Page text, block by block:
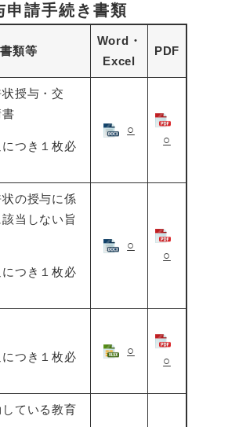
申請手続き書類
類等
Word・
Excel
PDF
授与・交
つき１枚必
○
○
の授与に係
当しない旨
つき１枚必
○
○
つき１枚必
○
○
ている教育